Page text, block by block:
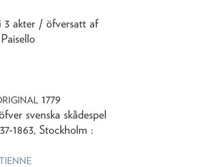
3 akter / öfversatt af
1779
svenska skådespel
1863, Stockholm :